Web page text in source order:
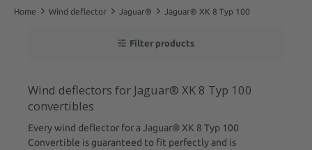
Home Wind deflector Jaguar® Jaguar® XK 8 Typ 100
Filter products
Wind deflectors for Jaguar® XK 8 Typ 100
convertibles
Every wind deflector for a Jaguar® XK 8 Typ 100
Convertible is guaranteed to fit perfectly and is